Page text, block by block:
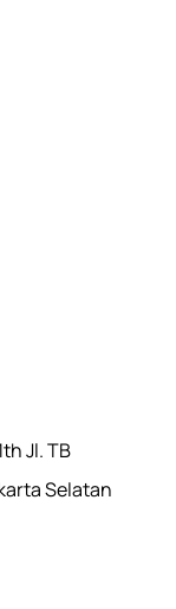
Jl. TB
Selatan